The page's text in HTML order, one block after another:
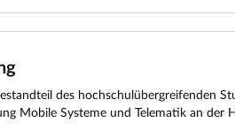
des hochschulübergreifenden
Mobile Systeme und Telematik an der